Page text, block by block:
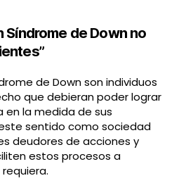
Síndrome de Down no
de Down son individuos
que debieran poder lograr
en la medida de sus
sentido como sociedad
deudores de acciones y
estos procesos a